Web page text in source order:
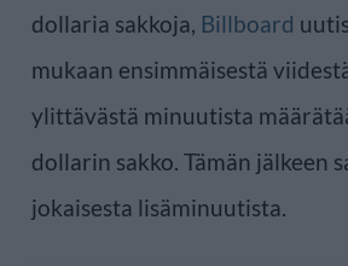
dollaria sakkoja, Billboard
mukaan ensimmäisestä
ylittävästä minuutista
dollarin sakko. Tämän jälkeen
jokaisesta lisäminuutista.